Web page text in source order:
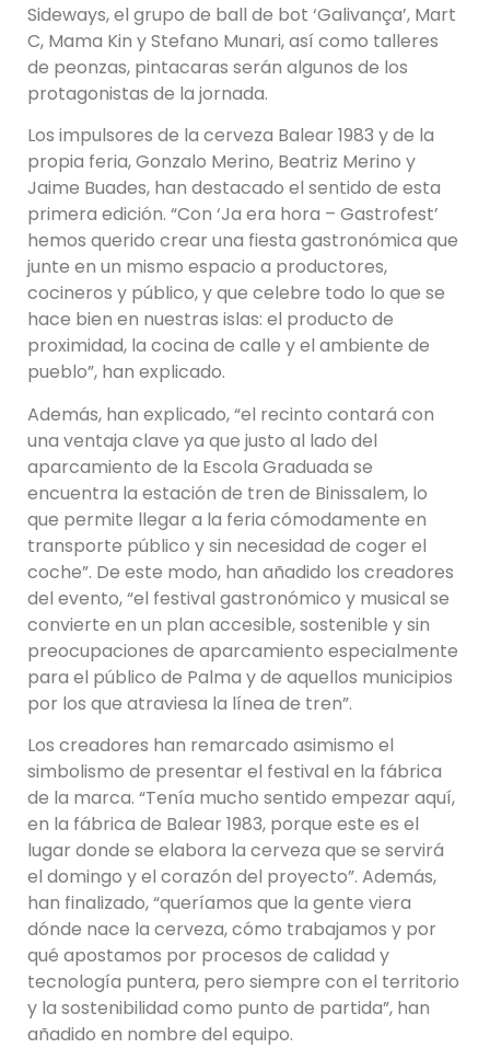
Sideways, el grupo de ball de bot ‘Galivança’, Mart
C, Mama Kin y Stefano Munari, así como talleres
de peonzas, pintacaras serán algunos de los
protagonistas de la jornada.
Los impulsores de la cerveza Balear 1983 y de la
propia feria, Gonzalo Merino, Beatriz Merino y
Jaime Buades, han destacado el sentido de esta
primera edición. “Con ‘Ja era hora – Gastrofest’
hemos querido crear una fiesta gastronómica que
junte en un mismo espacio a productores,
cocineros y público, y que celebre todo lo que se
hace bien en nuestras islas: el producto de
proximidad, la cocina de calle y el ambiente de
pueblo”, han explicado.
Además, han explicado, “el recinto contará con
una ventaja clave ya que justo al lado del
aparcamiento de la Escola Graduada se
encuentra la estación de tren de Binissalem, lo
que permite llegar a la feria cómodamente en
transporte público y sin necesidad de coger el
coche”. De este modo, han añadido los creadores
del evento, “el festival gastronómico y musical se
convierte en un plan accesible, sostenible y sin
preocupaciones de aparcamiento especialmente
para el público de Palma y de aquellos municipios
por los que atraviesa la línea de tren”.
Los creadores han remarcado asimismo el
simbolismo de presentar el festival en la fábrica
de la marca. “Tenía mucho sentido empezar aquí,
en la fábrica de Balear 1983, porque este es el
lugar donde se elabora la cerveza que se servirá
el domingo y el corazón del proyecto”. Además,
han finalizado, “queríamos que la gente viera
dónde nace la cerveza, cómo trabajamos y por
qué apostamos por procesos de calidad y
tecnología puntera, pero siempre con el territorio
y la sostenibilidad como punto de partida”, han
añadido en nombre del equipo.